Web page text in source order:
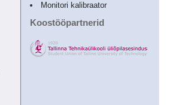
Monitori kalibraator
Koostööpartnerid